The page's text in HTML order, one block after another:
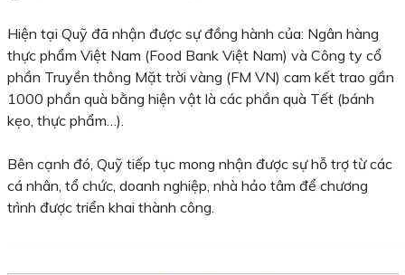
Hiện tại Quỹ đã nhận được sự đồng hành của: Ngân hàng
thực phẩm Việt Nam (Food Bank Việt Nam) và Công ty cổ
phần Truyền thông Mặt trời vàng (FM VN) cam kết trao gần
1000 phần quà bằng hiện vật là các phần quà Tết (bánh
kẹo, thực phẩm…).
Bên cạnh đó, Quỹ tiếp tục mong nhận được sự hỗ trợ từ các
cá nhân, tổ chức, doanh nghiệp, nhà hảo tâm để chương
trình được triển khai thành công.